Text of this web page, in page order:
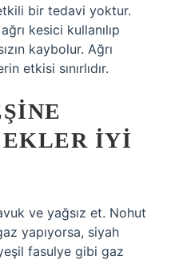
bir tedavi yoktur.
kesici kullanılıp
kaybolur. Ağrı
etkisi sınırlıdır.
IYI
ve yağsız et. Nohut
yapıyorsa, siyah
fasulye gibi gaz